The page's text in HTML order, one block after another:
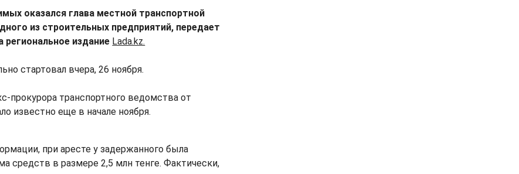
оказался глава местной транспортной
из строительных предприятий, передает
региональное издание Lada.kz.
стартовал вчера, 26 ноября.
прокурора транспортного ведомства от
известно еще в начале ноября.
при аресте у задержанного была
средств в размере 2,5 млн тенге. Фактически,